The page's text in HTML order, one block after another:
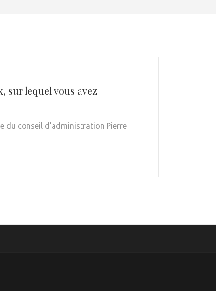
sur lequel vous avez
du conseil d’administration Pierre